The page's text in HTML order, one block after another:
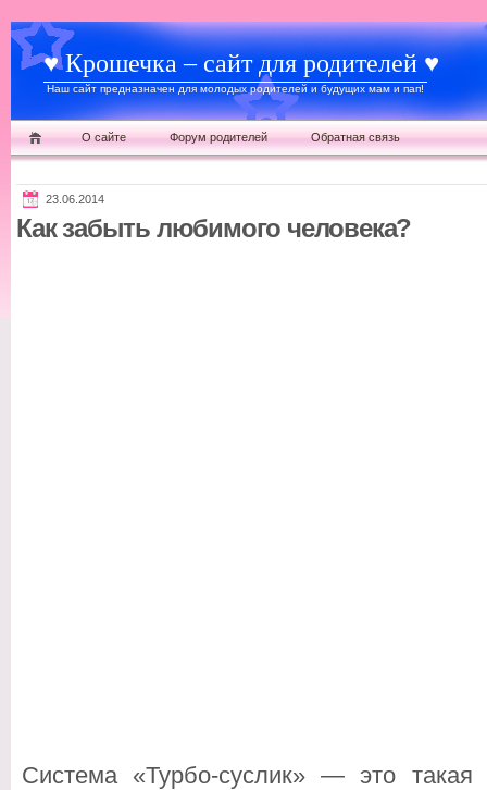
♥ Крошечка – сайт для родителей ♥
Наш сайт предназначен для молодых родителей и будущих мам и пап!
О сайте Форум родителей Обратная связь
23.06.2014
Как забыть любимого человека?
Система «Турбо-суслик» — это